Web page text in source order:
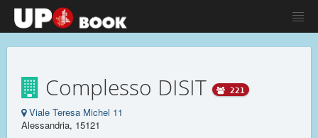
Complesso DISIT 221
Viale Teresa Michel 11
Alessandria, 15121